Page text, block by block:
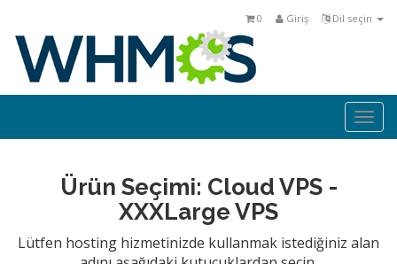
Dil seçin
Giriş
0
Ürün Seçimi: Cloud VPS -
XXXLarge VPS
Lütfen hosting hizmetinizde kullanmak istediğiniz alan